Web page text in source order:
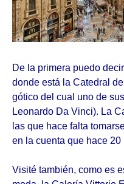
De la primera puedo
donde está la Catedral
gótico del cual uno de
Leonardo Da Vinci). La
las que hace falta
en la cuenta que hace
Visité también, como es